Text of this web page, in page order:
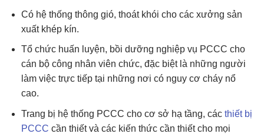
Có hệ thống thông gió, thoát khói cho các xưởng sản
xuất khép kín.
Tổ chức huấn luyện, bồi dưỡng nghiệp vụ PCCC cho
cán bộ công nhân viên chức, đặc biệt là những người
làm việc trực tiếp tại những nơi có nguy cơ cháy nổ
cao.
Trang bị hệ thống PCCC cho cơ sở hạ tầng, các thiết bị
PCCC cần thiết và các kiến thức cần thiết cho mọi